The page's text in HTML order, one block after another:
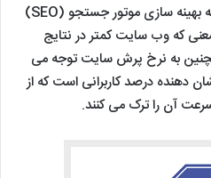
فراوانی URL های 404می تواند به بهینه سازی موتور جستجو (SEO)
که وب سایت کمتر در نتایج
به نرخ پرش سایت توجه می
دهنده درصد کاربرانی است که از
آن را ترک می کنند.